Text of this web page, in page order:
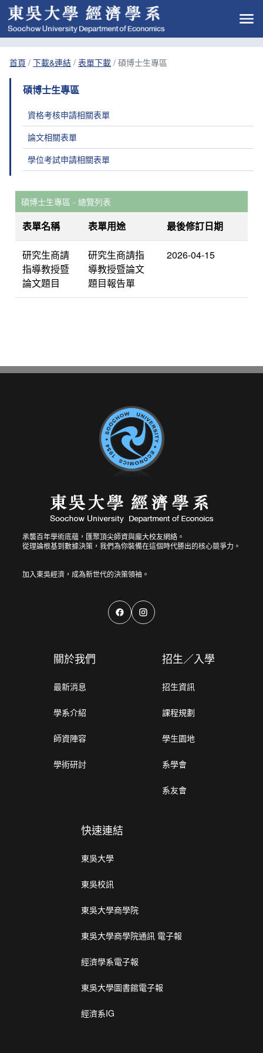
首頁 / 下載&連結 / 表單下載 / 碩博士生專區
碩博士生專區
資格考核申請相關表單
論文相關表單
學位考試申請相關表單
碩博士生專區 - 總覽列表
表單名稱 表單用途 最後修訂日期
研究生商請
指導教授暨
論文題目
研究生商請指
導教授暨論文
題目報告單
2026-04-15
承襲百年學術底蘊，匯聚頂尖師資與龐大校友網絡。
從理論根基到數據決策，我們為你裝備在這個時代勝出的核心競爭力。
關於我們
最新消息
學系介紹
師資陣容
學術研討
招生／入學
招生資訊
課程規劃
學生園地
系學會
系友會
快速連結
東吳大學
東吳校訊
東吳大學商學院
東吳大學商學院通訊 電子報
經濟學系電子報
東吳大學圖書館電子報
經濟系IG